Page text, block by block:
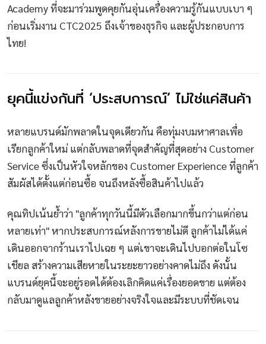
Academy ที่จะมาร่วมพูดคุยกันอุ่นเครื่องความรู้กันแบบเบา ๆ
ก่อนเริ่มงาน CTC2025 ถึงเจ้าของธุรกิจ และผู้ประกอบการ
ไทย!
ยุคนี้แข่งกันที่ ‘ประสบการณ์’ ไม่ใช่แค่สินค้า
หลายแบรนด์มักพลาดในจุดเดียวกัน คือทุ่มงบมหาศาลเพื่อ
เรียกลูกค้าใหม่ แต่กลับพลาดที่จุดสำคัญที่สุดอย่าง Customer
Service ซึ่งเป็นหัวใจหลักของ Customer Experience ที่ลูกค้า
สัมผัสได้ตั้งแต่ก่อนซื้อ จนถึงหลังซื้อสินค้าไปแล้ว
คุณทิปเน้นย้ำว่า "ลูกค้าทุกวันนี้มีตัวเลือกมากขึ้นกว่าแต่ก่อน
หลายเท่า" หากประสบการณ์หลังการขายไม่ดี ลูกค้าไม่ได้แค่
เดินออกจากร้านเราไปเฉย ๆ แต่เขาจะเดินไปบอกต่อในโซ
เชียล สร้างความเสียหายในระยะยาวอย่างคาดไม่ถึง ดังนั้น
แบรนด์ยุคนี้จะอยู่รอดได้ต้องเลิกคิดแค่เรื่องยอดขาย แต่ต้อง
กลับมาดูแลลูกค้าหลังขายอย่างจริงใจและมีระบบที่ชัดเจน